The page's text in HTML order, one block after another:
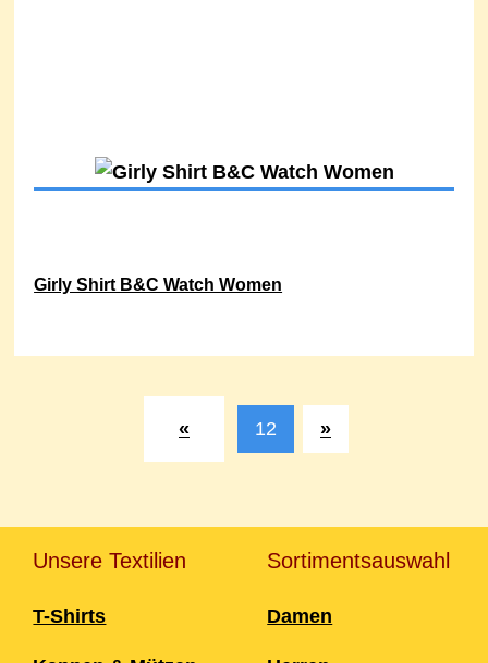
Girly Shirt B&C Watch Women
« 12 »
Unsere Textilien
T-Shirts
Sortimentsauswahl
Damen